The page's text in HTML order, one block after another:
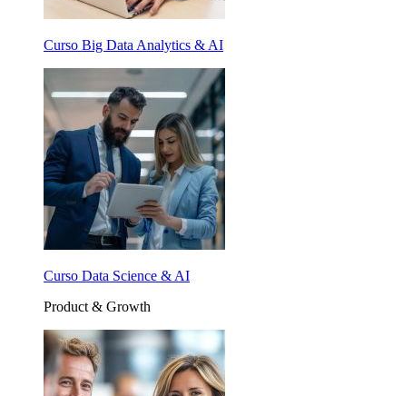
Curso Big Data Analytics & AI
Curso Data Science & AI
Product & Growth